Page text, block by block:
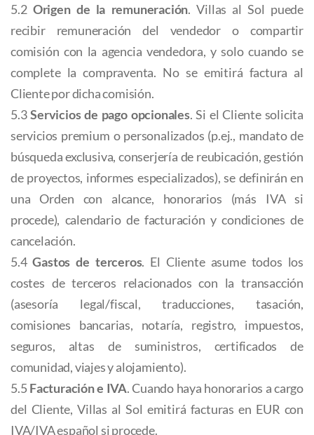
5.2 Origen de la remuneración. Villas al Sol puede
recibir remuneración del vendedor o compartir
comisión con la agencia vendedora, y solo cuando se
complete la compraventa. No se emitirá factura al
Cliente por dicha comisión.
5.3Servicios de pago opcionales. Si el Cliente solicita
servicios premium o personalizados (p.ej., mandato de
búsqueda exclusiva, conserjería de reubicación, gestión
de proyectos, informes especializados), se definirán en
una Orden con alcance, honorarios (más IVA si
procede), calendario de facturación y condiciones de
cancelación.
5.4Gastos de terceros. El Cliente asume todos los
costes de terceros relacionados con la transacción
(asesoría legal/fiscal, traducciones, tasación,
comisiones bancarias, notaría, registro, impuestos,
seguros, altas de suministros, certificados de
comunidad, viajes y alojamiento).
5.5Facturación e IVA. Cuando haya honorarios a cargo
del Cliente, Villas al Sol emitirá facturas en EUR con
IVA/IVA español si procede.